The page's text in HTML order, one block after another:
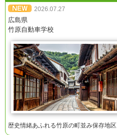
2026.07.27
広島県
竹原自動車学校
歴史情緒あふれる竹原の町並み保存地区